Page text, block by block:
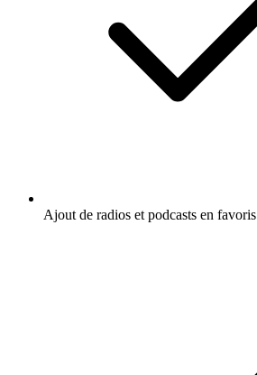
Ajout de radios et podcasts en favoris